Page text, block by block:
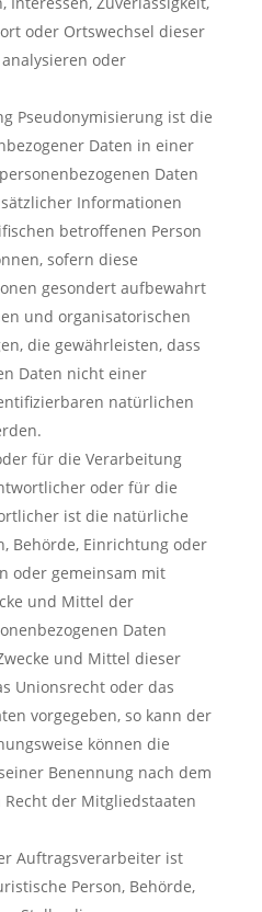
oder Ortswechsel dieser
oder
Pseudonymisierung ist die
Daten in einer
Daten
Informationen
betroffenen Person
sofern diese
gesondert aufbewahrt
und organisatorischen
die gewährleisten, dass
Daten nicht einer
natürlichen
für die Verarbeitung
oder für die
ist die natürliche
Behörde, Einrichtung oder
oder gemeinsam mit
und Mittel der
Daten
und Mittel dieser
Unionsrecht oder das
vorgegeben, so kann der
können die
Benennung nach dem
der Mitgliedstaaten
Auftragsverarbeiter ist
Person, Behörde,